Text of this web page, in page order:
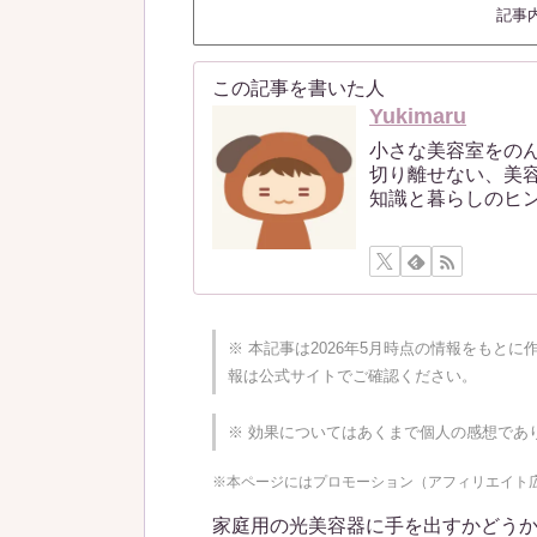
記事
この記事を書いた人
Yukimaru
小さな美容室をの
切り離せない、美
知識と暮らしのヒ
※ 本記事は2026年5月時点の情報をもとに
報は公式サイトでご確認ください。
※ 効果についてはあくまで個人の感想であ
※本ページにはプロモーション（アフィリエイト
家庭用の光美容器に手を出すかどう